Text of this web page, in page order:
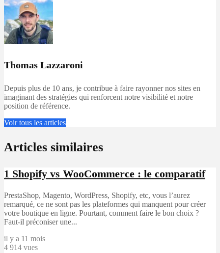
Thomas Lazzaroni
Depuis plus de 10 ans, je contribue à faire rayonner nos sites en
imaginant des stratégies qui renforcent notre visibilité et notre
position de référence.
Voir tous les articles
Articles similaires
1 Shopify vs WooCommerce : le comparatif
PrestaShop, Magento, WordPress, Shopify, etc, vous l’aurez
remarqué, ce ne sont pas les plateformes qui manquent pour créer
votre boutique en ligne. Pourtant, comment faire le bon choix ?
Faut-il préconiser une...
il y a 11 mois
4 914 vues